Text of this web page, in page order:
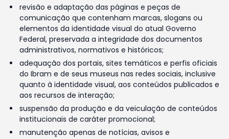
revisão e adaptação das páginas e peças de
comunicação que contenham marcas, slogans ou
elementos da identidade visual do atual Governo
Federal, preservada a integridade dos documentos
administrativos, normativos e históricos;
adequação dos portais, sites temáticos e perfis oficiais
do Ibram e de seus museus nas redes sociais, inclusive
quanto à identidade visual, aos conteúdos publicados e
aos recursos de interação;
suspensão da produção e da veiculação de conteúdos
institucionais de caráter promocional;
manutenção apenas de notícias, avisos e